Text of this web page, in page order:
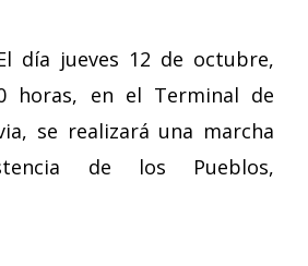
día jueves 12 de octubre,
horas, en el Terminal de
se realizará una marcha
de los Pueblos,